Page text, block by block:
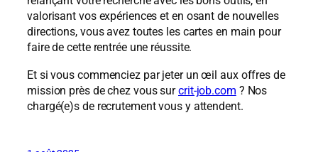
valorisant vos expériences et en osant de nouvelles
directions, vous avez toutes les cartes en main pour
faire de cette rentrée une réussite.
Et si vous commenciez par jeter un œil aux offres de
mission près de chez vous surcrit-job.com ? Nos
chargé(e)s de recrutement vous y attendent.